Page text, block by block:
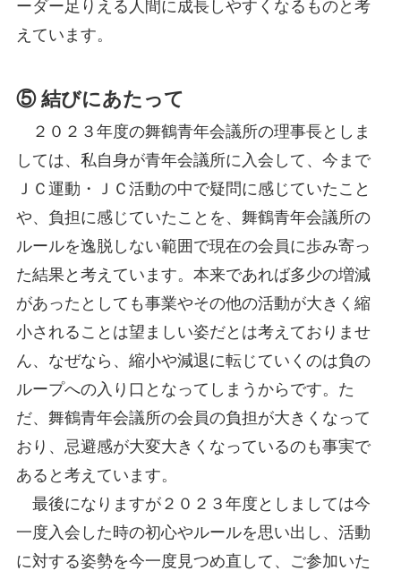
ーダー足りえる人間に成長しやすくなるものと考
えています。
⑤ 結びにあたって
２０２３年度の舞鶴青年会議所の理事長としま
しては、私自身が青年会議所に入会して、今まで
ＪＣ運動・ＪＣ活動の中で疑問に感じていたこと
や、負担に感じていたことを、舞鶴青年会議所の
ルールを逸脱しない範囲で現在の会員に歩み寄っ
た結果と考えています。本来であれば多少の増減
があったとしても事業やその他の活動が大きく縮
小されることは望ましい姿だとは考えておりませ
ん、なぜなら、縮小や減退に転じていくのは負の
ループへの入り口となってしまうからです。た
だ、舞鶴青年会議所の会員の負担が大きくなって
おり、忌避感が大変大きくなっているのも事実で
あると考えています。
最後になりますが２０２３年度としましては今
一度入会した時の初心やルールを思い出し、活動
に対する姿勢を今一度見つめ直して、ご参加いた